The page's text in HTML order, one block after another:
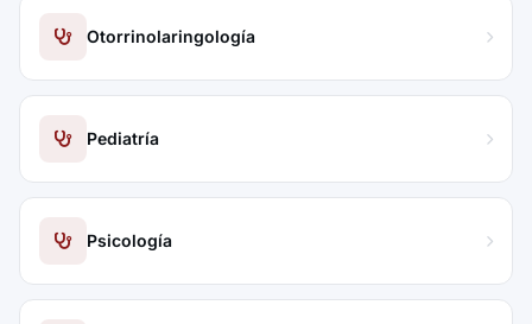
Otorrinolaringología
Pediatría
Psicología